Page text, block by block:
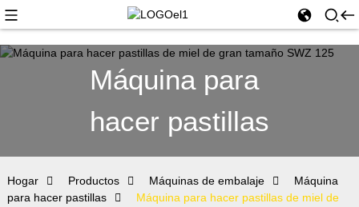
Máquina para
hacer pastillas
Hogar Productos Máquinas de embalaje
Máquina
para hacer pastillas
Máquina para hacer pastillas de miel de